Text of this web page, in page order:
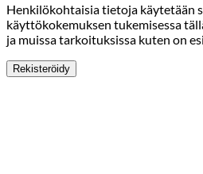
Henkilökohtaisia tietoja käytetään
käyttökokemuksen tukemisessa
ja muissa tarkoituksissa kuten on
Rekisteröidy